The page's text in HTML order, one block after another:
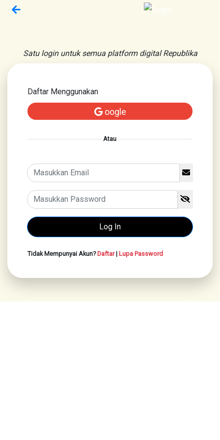
Satu login untuk semua platform digital Republika
Daftar Menggunakan
oogle
Atau
Tidak Mempunyai Akun?Daftar| Lupa Password